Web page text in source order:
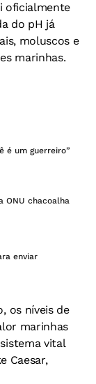
oficialmente
do pH já
moluscos e
marinhas.
é um guerreiro”
ONU chacoalha
enviar
os níveis de
marinhas
vital
Caesar,